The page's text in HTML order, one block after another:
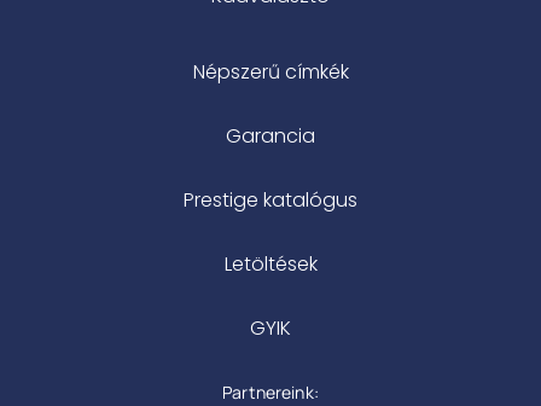
Népszerű címkék
Garancia
Prestige katalógus
Letöltések
GYIK
Partnereink: